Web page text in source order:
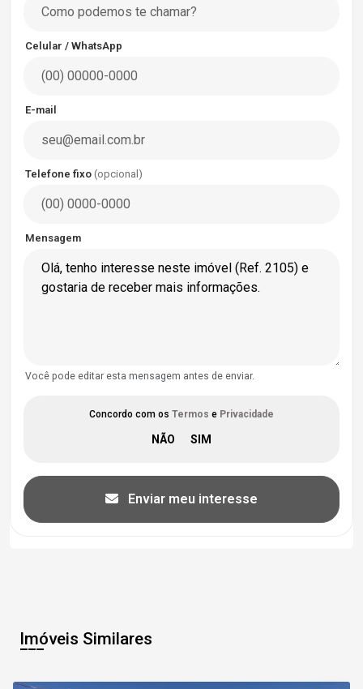
Celular / WhatsApp
E-mail
Telefone fixo (opcional)
Mensagem
Você pode editar esta mensagem antes de enviar.
Concordo com os Termos e Privacidade
Enviar meu interesse
Imóveis Similares